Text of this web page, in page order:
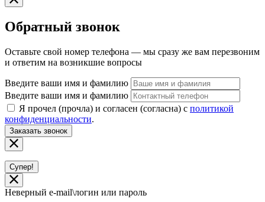
Обратный звонок
Оставьте свой номер телефона — мы сразу же вам перезвоним
и ответим на возникшие вопросы
Введите ваши имя и фамилию
Введите ваши имя и фамилию
Я прочел (прочла) и согласен (согласна) с политикой
конфиденциальности.
Заказать звонок
Супер!
Неверный e-mail\логин или пароль